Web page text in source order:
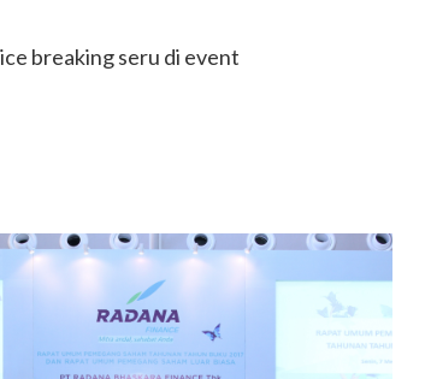
breaking seru di event